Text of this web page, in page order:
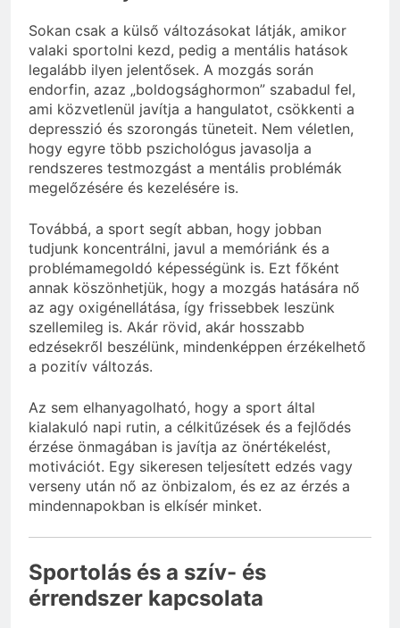
Sokan csak a külső változásokat látják, amikor
valaki sportolni kezd, pedig a mentális hatások
legalább ilyen jelentősek. A mozgás során
endorfin, azaz „boldogsághormon” szabadul fel,
ami közvetlenül javítja a hangulatot, csökkenti a
depresszió és szorongás tüneteit. Nem véletlen,
hogy egyre több pszichológus javasolja a
rendszeres testmozgást a mentális problémák
megelőzésére és kezelésére is.
Továbbá, a sport segít abban, hogy jobban
tudjunk koncentrálni, javul a memóriánk és a
problémamegoldó képességünk is. Ezt főként
annak köszönhetjük, hogy a mozgás hatására nő
az agy oxigénellátása, így frissebbek leszünk
szellemileg is. Akár rövid, akár hosszabb
edzésekről beszélünk, mindenképpen érzékelhető
a pozitív változás.
Az sem elhanyagolható, hogy a sport által
kialakuló napi rutin, a célkitűzések és a fejlődés
érzése önmagában is javítja az önértékelést,
motivációt. Egy sikeresen teljesített edzés vagy
verseny után nő az önbizalom, és ez az érzés a
mindennapokban is elkísér minket.
Sportolás és a szív- és
érrendszer kapcsolata